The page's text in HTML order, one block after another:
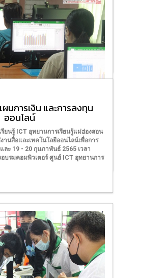
รคอมพิวเตอร์กราฟิก
ยนรู้ ICT แม่ฮ่องสอน อุทยานการเรียนรู้
ตรคอมพิวเตอร์ วันที่ 19 - 22 กรกฎาคม
น. ณ ห้องอบรมคอมพิวเตอร์
ปรแกรม Microsoft excel
ขั้นสูง
เพิ่มประสิทธิภาพให้ผู้ปฏิบัติงาน ด้วย
นการเงิน และการลงทุน
ออนไลน์
นรู้ ICT อุทยานการเรียนรู้แม่ฮ่องสอน
านสื่อและเทคโนโลยีออนไลน์เพื่อการ
ละ 19 - 20 กุมภาพันธ์ 2565 เวลา
บรมคอมพิวเตอร์ ศูนย์ ICT อุทยานการ